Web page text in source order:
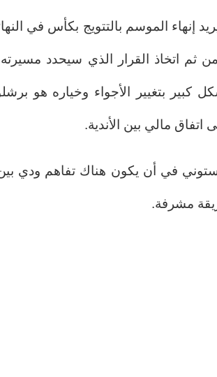
إنهاء الموسم بالتتويج بكأس في
ثم اتخاذ القرار الذي سيحدد مسيرته
كبير بتغيير الأجواء وخياره هو
اتفاق مالي بين الأندية.
في أن يكون هناك تفاهم ودي
مشرفة.